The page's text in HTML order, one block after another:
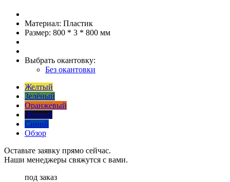
Материал: Пластик
Размер: 800 * 3 * 800 мм
Выбрать окантовку:
Без окантовки
Желтый
Зелёный
Оранжевый
Чёрный
Синий
Обзор
Оставьте заявку прямо сейчас.
Наши менеджеры свяжутся с вами.
под заказ